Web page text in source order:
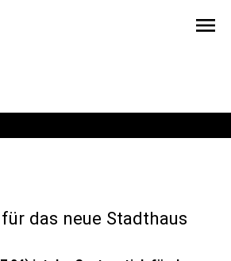
menu
das neue Stadthaus